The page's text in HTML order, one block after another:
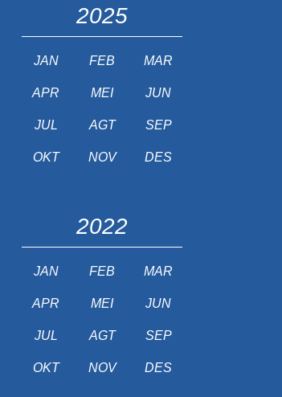
2025
JAN FEB MAR
APR MEI JUN
JUL AGT SEP
OKT NOV DES
2022
JAN FEB MAR
APR MEI JUN
JUL AGT SEP
OKT NOV DES